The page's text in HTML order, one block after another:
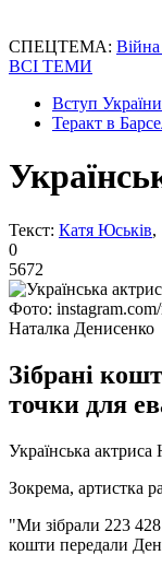
СПЕЦТЕМА: Війна
ВСІ ТЕМИ
Вступ
Теракт в
Текст: Катя Юськів,
0
5672
Фото:
Наталка Денисенко
Зібрані
точки для
Українська
Зокрема, артистка
"Ми зібрали 223
кошти передали